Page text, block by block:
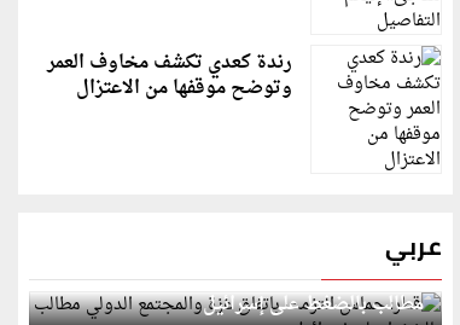
رندة كعدي تكشف مخاوف العمر
وتوضح موقفها من الاعتزال
عربي
قطر: حماس التزمت باتفاق غزة والمجتمع الدولي
مطالب بالضغط على إسرائيل